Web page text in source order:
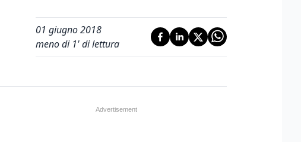
01 giugno 2018
meno di 1' di lettura